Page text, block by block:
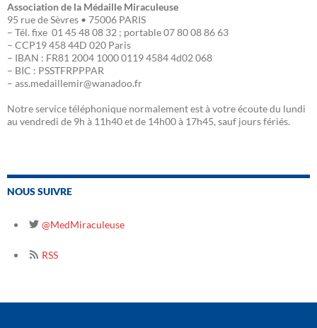
Association de la Médaille Miraculeuse
95 rue de Sèvres • 75006 PARIS
– Tél. fixe 01 45 48 08 32 ; portable 07 80 08 86 63
– CCP19 458 44D 020 Paris
– IBAN : FR81 2004 1000 0119 4584 4d02 068
– BIC : PSSTFRPPPAR
– ass.medaillemir@wanadoo.fr
Notre service téléphonique normalement est à votre écoute du lundi
au vendredi de 9h à 11h40 et de 14h00 à 17h45, sauf jours fériés.
NOUS SUIVRE
@MedMiraculeuse
RSS